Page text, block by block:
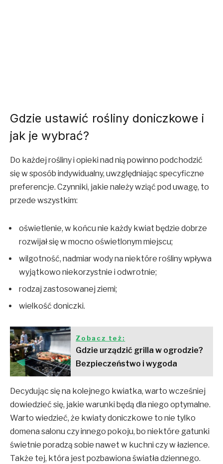
Gdzie ustawić rośliny doniczkowe i
jak je wybrać?
Do każdej rośliny i opieki nad nią powinno podchodzić
się w sposób indywidualny, uwzględniając specyficzne
preferencje. Czynniki, jakie należy wziąć pod uwagę, to
przede wszystkim:
oświetlenie, w końcu nie każdy kwiat będzie dobrze
rozwijał się w mocno oświetlonym miejscu;
wilgotność, nadmiar wody na niektóre rośliny wpływa
wyjątkowo niekorzystnie i odwrotnie;
rodzaj zastosowanej ziemi;
wielkość doniczki.
Zobacz też:
Gdzie urządzić grilla w ogrodzie?
Bezpieczeństwo i wygoda
Decydując się na kolejnego kwiatka, warto wcześniej
dowiedzieć się, jakie warunki będą dla niego optymalne.
Warto wiedzieć, że kwiaty doniczkowe to nie tylko
domena salonu czy innego pokoju, bo niektóre gatunki
świetnie poradzą sobie nawet w kuchni czy w łazience.
Także tej, która jest pozbawiona światła dziennego.